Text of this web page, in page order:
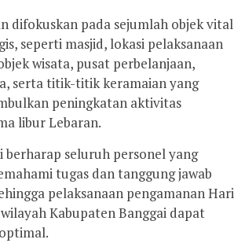
difokuskan pada sejumlah objek vital
seperti masjid, lokasi pelaksanaan
wisata, pusat perbelanjaan,
serta titik-titik keramaian yang
peningkatan aktivitas
libur Lebaran.
berharap seluruh personel yang
tugas dan tanggung jawab
pelaksanaan pengamanan Hari
Kabupaten Banggai dapat